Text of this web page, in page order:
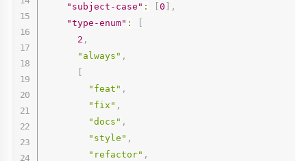
"subject-case" : [0
,
"type-enum" :
2 ,
"always" ,
"feat" ,
"fix" ,
"docs" ,
"style" ,
"refactor" ,